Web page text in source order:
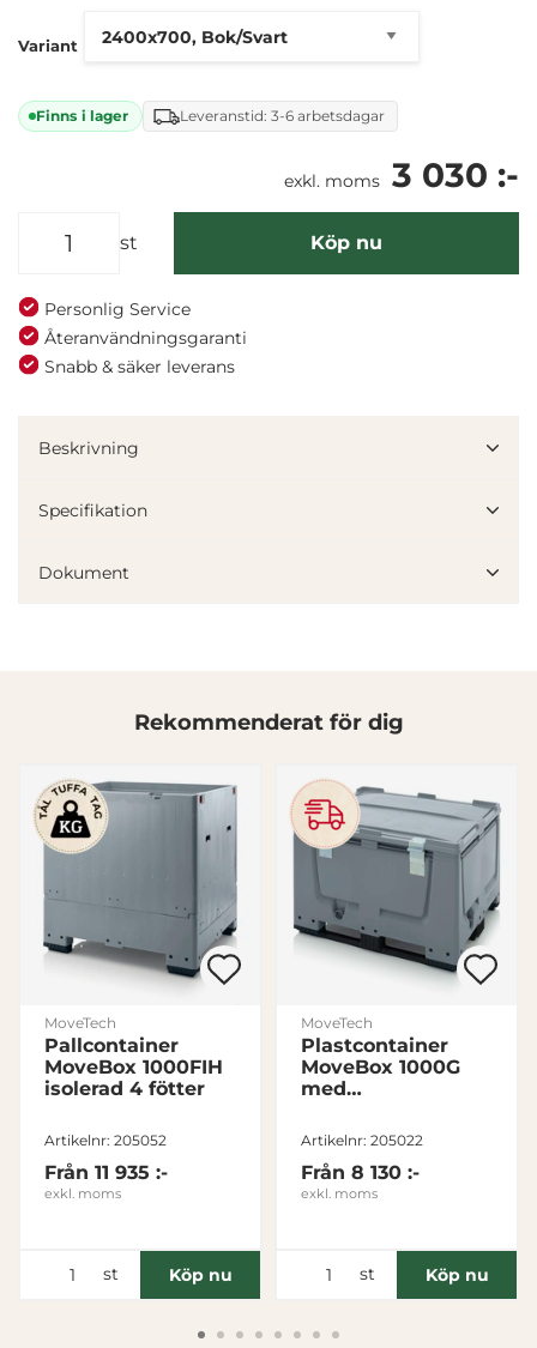
Vi använder enhetsidentifierare för att anpassa innehållet
för sociala medier och analysera vår trafik. Vi
information från din enhet till de sociala medier och
Inställningar
Statistik
Marknadsföring
Visa detaljer
Tillåt alla
Tillåt urval
Variant
Finns i lager Leveranstid: 3-6 arbetsdagar
exkl. moms 3 030 :-
st Köp nu
Personlig Service
Återanvändningsgaranti
Snabb & säker leverans
Beskrivning
Specifikation
Dokument
Rekommenderat för dig
MoveTech
Pallcontainer
MoveBox 1000FIH
isolerad 4 fötter
Artikelnr: 205052
Från 11 935 :-
exkl. moms
st Köp nu
MoveTech
Plastcontainer
MoveBox 1000G
med
medar
Artikelnr: 205022
Från 8 130 :-
exkl. moms
st Köp nu